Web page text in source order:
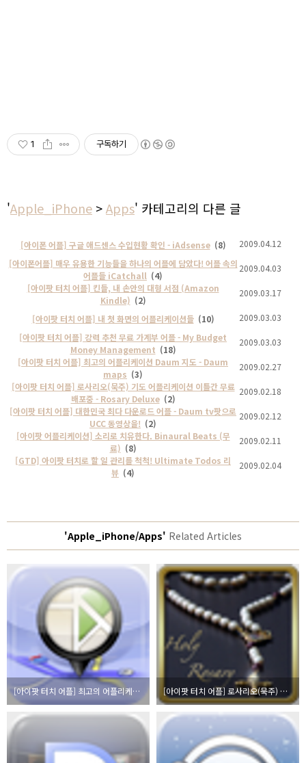
1 구독하기
'Apple_iPhone >Apps' 카테고리의 다른 글
[아이폰 어플] 구글 애드센스 수입현황 확인 - iAdsense (8)
2009.04.12
[아이폰어플] 매우 유용한 기능들을 하나의 어플에 담았다! 어플 속의
어플들 iCatchall (4)
2009.04.03
[아이팟 터치 어플] 킨들, 내 손안의 대형 서점 (Amazon
Kindle) (2)
2009.03.17
[아이팟 터치 어플] 내 첫 화면의 어플리케이션들 (10)
2009.03.03
[아이팟 터치 어플] 강력 추천 무료 가계부 어플 - My Budget
Money Management (18)
2009.03.03
[아이팟 터치 어플] 최고의 어플리케이션 Daum 지도 - Daum
maps (3)
2009.02.27
[아이팟 터치 어플] 로사리오(묵주) 기도 어플리케이션 이틀간 무료
배포중 - Rosary Deluxe (2)
2009.02.18
[아이팟 터치 어플] 대한민국 최다 다운로드 어플 - Daum tv팟으로
UCC 동영상을! (2)
2009.02.12
[아이팟 어플리케이션] 소리로 치유한다. Binaural Beats (무
료) (8)
2009.02.11
[GTD] 아이팟 터치로 할 일 관리를 척척! Ultimate Todos 리
뷰 (4)
2009.02.04
'Apple_iPhone/Apps' Related Articles
[아이팟 터치 어플] 최고의 어플리케이션 Daum 지도 - Daum maps [아이팟 터치 어플] 로사리오(묵주) 기도 어플리케이션 이틀간 무료 배포중 - Rosary Deluxe